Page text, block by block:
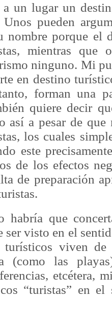
a un lugar un
pueden
nombre porque el
mientras que
ninguno. Mi
en destino
forman una
quiere decir
así a pesar de
los cuales
este
de los efectos
de preparación
habría que
ser visto en el
turísticos viven
las
etcétera,
“turistas” en